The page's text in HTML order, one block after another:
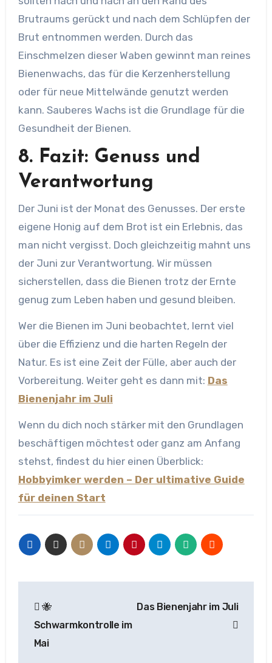
Brutraums gerückt und nach dem Schlüpfen der
Brut entnommen werden. Durch das
Einschmelzen dieser Waben gewinnt man reines
Bienenwachs, das für die Kerzenherstellung
oder für neue Mittelwände genutzt werden
kann. Sauberes Wachs ist die Grundlage für die
Gesundheit der Bienen.
8. Fazit: Genuss und
Verantwortung
Der Juni ist der Monat des Genusses. Der erste
eigene Honig auf dem Brot ist ein Erlebnis, das
man nicht vergisst. Doch gleichzeitig mahnt uns
der Juni zur Verantwortung. Wir müssen
sicherstellen, dass die Bienen trotz der Ernte
genug zum Leben haben und gesund bleiben.
Wer die Bienen im Juni beobachtet, lernt viel
über die Effizienz und die harten Regeln der
Natur. Es ist eine Zeit der Fülle, aber auch der
Vorbereitung. Weiter geht es dann mit: Das
Bienenjahr im Juli
Wenn du dich noch stärker mit den Grundlagen
beschäftigen möchtest oder ganz am Anfang
stehst, findest du hier einen Überblick:
Hobbyimker werden – Der ultimative Guide
für deinen Start
🐝
Schwarmkontrolle im
Mai
Das Bienenjahr im Juli